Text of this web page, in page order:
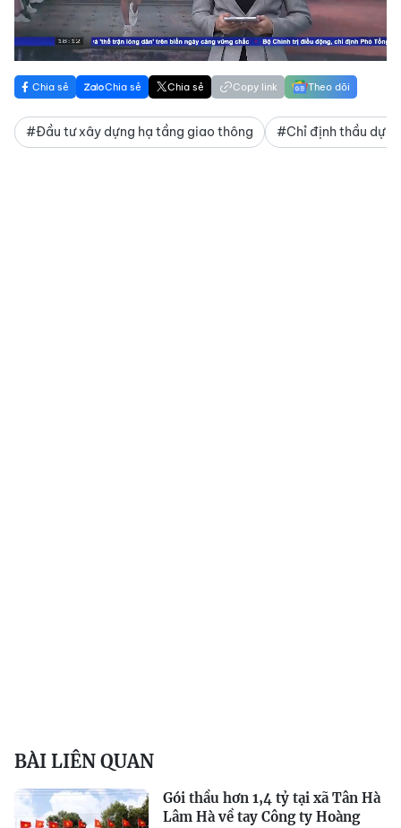
Video
Chia sẻ Chia sẻ Chia sẻ Copy link Theo dõi
#Đầu tư xây dựng hạ tầng giao thông #Chỉ định thầu dự
BÀI LIÊN QUAN
Gói thầu hơn 1,4 tỷ tại xã Tân Hà
Lâm Hà về tay Công ty Hoàng